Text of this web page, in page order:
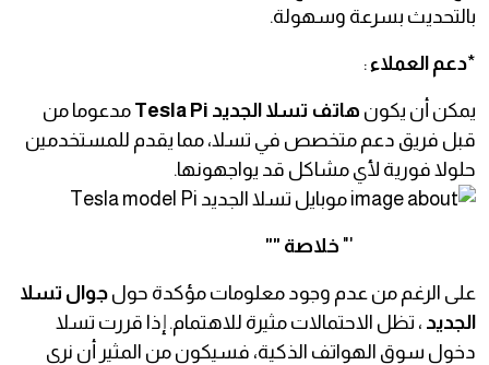
بالتحديث بسرعة وسهولة.
*دعم العملاء :
يمكن أن يكون هاتف تسلا الجديد Tesla Pi
مدعوما من
قبل فريق دعم متخصص في تسلا، مما يقدم للمستخدمين
حلولا فورية لأي مشاكل قد يواجهونها.
'" خلاصة ""
على الرغم من عدم وجود معلومات مؤكدة حول جوال تسلا
الجديد ، تظل الاحتمالات مثيرة للاهتمام. إذا قررت تسلا
دخول سوق الهواتف الذكية، فسيكون من المثير أن نرى